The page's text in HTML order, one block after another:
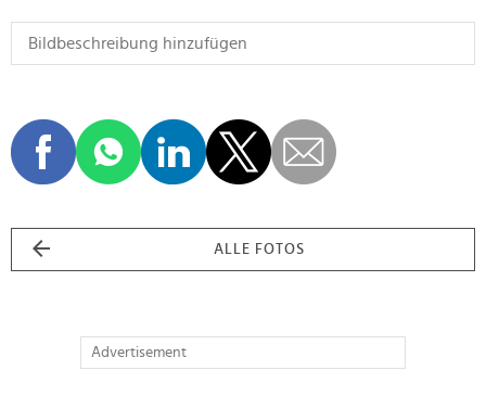
ALLE FOTOS
Advertisement